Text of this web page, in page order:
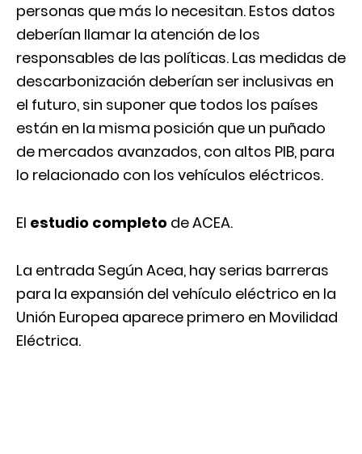
personas que más lo necesitan. Estos datos
deberían llamar la atención de los
responsables de las políticas. Las medidas de
descarbonización deberían ser inclusivas en
el futuro, sin suponer que todos los países
están en la misma posición que un puñado
de mercados avanzados, con altos PIB, para
lo relacionado con los vehículos eléctricos.
El estudio completo de ACEA.
La entrada Según Acea, hay serias barreras
para la expansión del vehículo eléctrico en la
Unión Europea aparece primero en Movilidad
Eléctrica.